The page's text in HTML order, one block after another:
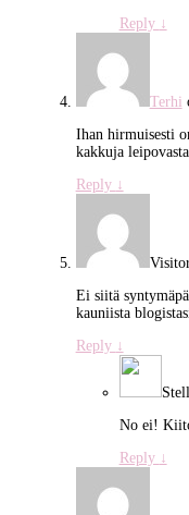
Reply ↓
Terhi
Ihan hirmuisesti
kakkuja
Reply ↓
Ei siitä
kauniista
Reply ↓
No ei!
Reply ↓